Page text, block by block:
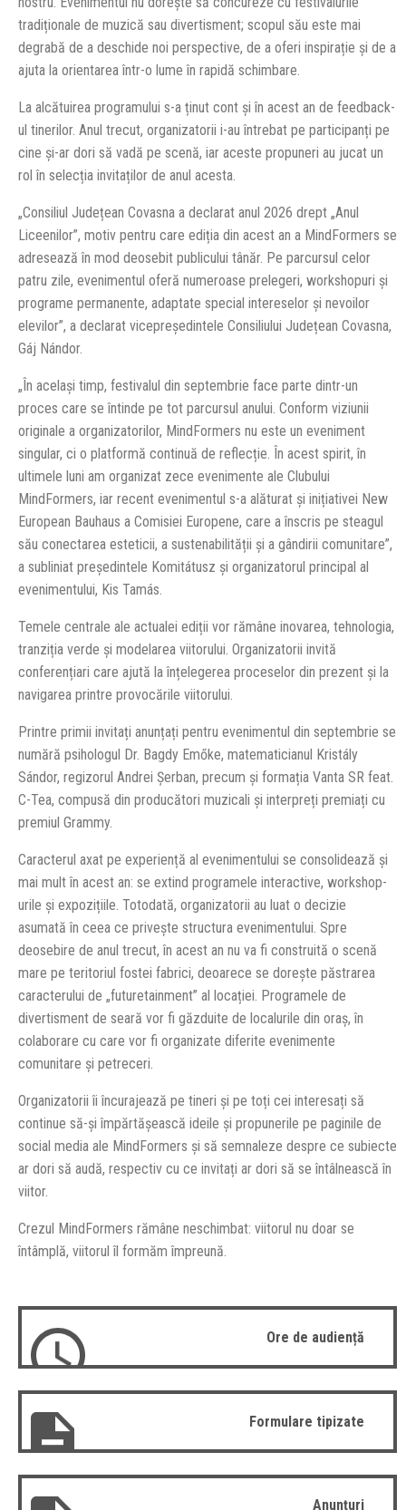
tradiționale de muzică sau divertisment; scopul său este mai
degrabă de a deschide noi perspective, de a oferi inspirație și de a
ajuta la orientarea într-o lume în rapidă schimbare.
La alcătuirea programului s-a ținut cont și în acest an de feedback-
ul tinerilor. Anul trecut, organizatorii i-au întrebat pe participanți pe
cine și-ar dori să vadă pe scenă, iar aceste propuneri au jucat un
rol în selecția invitaților de anul acesta.
„Consiliul Județean Covasna a declarat anul 2026 drept „Anul
Liceenilor”, motiv pentru care ediția din acest an a MindFormers se
adresează în mod deosebit publicului tânăr. Pe parcursul celor
patru zile, evenimentul oferă numeroase prelegeri, workshopuri și
programe permanente, adaptate special intereselor și nevoilor
elevilor”, a declarat vicepreședintele Consiliului Județean Covasna,
Gáj Nándor.
„În același timp, festivalul din septembrie face parte dintr-un
proces care se întinde pe tot parcursul anului. Conform viziunii
originale a organizatorilor, MindFormers nu este un eveniment
singular, ci o platformă continuă de reflecție. În acest spirit, în
ultimele luni am organizat zece evenimente ale Clubului
MindFormers, iar recent evenimentul s-a alăturat și inițiativei New
European Bauhaus a Comisiei Europene, care a înscris pe steagul
său conectarea esteticii, a sustenabilității și a gândirii comunitare”,
a subliniat președintele Komitátusz și organizatorul principal al
evenimentului, Kis Tamás.
Temele centrale ale actualei ediții vor rămâne inovarea, tehnologia,
tranziția verde și modelarea viitorului. Organizatorii invită
conferențiari care ajută la înțelegerea proceselor din prezent și la
navigarea printre provocările viitorului.
Printre primii invitați anunțați pentru evenimentul din septembrie se
numără psihologul Dr. Bagdy Emőke, matematicianul Kristály
Sándor, regizorul Andrei Șerban, precum și formația Vanta SR feat.
C-Tea, compusă din producători muzicali și interpreți premiați cu
premiul Grammy.
Caracterul axat pe experiență al evenimentului se consolidează și
mai mult în acest an: se extind programele interactive, workshop-
urile și expozițiile. Totodată, organizatorii au luat o decizie
asumată în ceea ce privește structura evenimentului. Spre
deosebire de anul trecut, în acest an nu va fi construită o scenă
mare pe teritoriul fostei fabrici, deoarece se dorește păstrarea
caracterului de „futuretainment” al locației. Programele de
divertisment de seară vor fi găzduite de localurile din oraș, în
colaborare cu care vor fi organizate diferite evenimente
comunitare și petreceri.
Organizatorii îi încurajează pe tineri și pe toți cei interesați să
continue să-și împărtăşească ideile și propunerile pe paginile de
social media ale MindFormers și să semnaleze despre ce subiecte
ar dori să audă, respectiv cu ce invitați ar dori să se întâlnească în
viitor.
Crezul MindFormers rămâne neschimbat: viitorul nu doar se
întâmplă, viitorul îl formăm împreună.
Ore de audiență
Formulare tipizate
Anunțuri